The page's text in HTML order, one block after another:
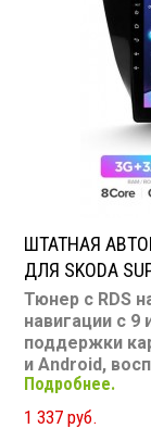
ШТАТНАЯ
ДЛЯ SKODA
Тюнер с RDS
навигации с 9
поддержки
и Android,
Bluetooth,
подходит для
Размер: 9 или
Подробнее.
1 337 руб.